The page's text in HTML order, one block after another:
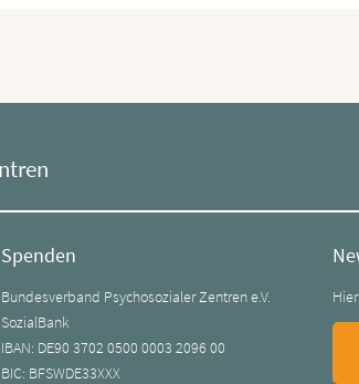
Spenden
Bundesverband Psychosozialer Zentren e.V.
SozialBank
IBAN: DE90 3702 0500 0003 2096 00
BIC: BFSWDE33XXX